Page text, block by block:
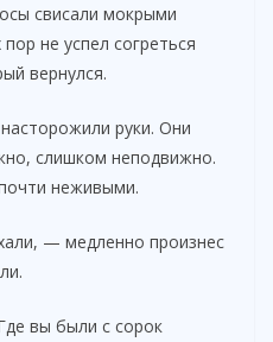
свисали мокрыми
не успел согреться
вернулся.
руки. Они
слишком неподвижно.
неживыми.
— медленно произнес
вы были с сорок